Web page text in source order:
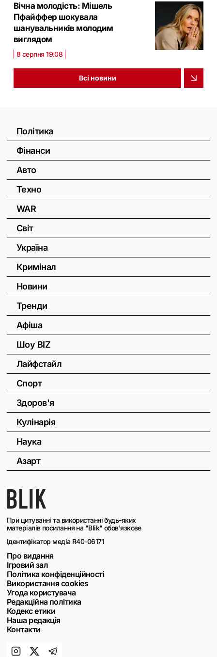
Вічна молодість: Мішель
Пфайффер шокувала
шанувальників молодим
виглядом
8 серпня 19:08
Всі новини
При цитуванні та використанні будь-яких
матеріалів посилання на "Blik" обов'язкове
Ідентифікатор медіа R40-06171
Про видання
Ігровий зал
Політика конфіденційності
Використання cookies
Угода користувача
Редакційна політика
Кодекс етики
Наша редакція
Контакти
Політика
Фінанси
Авто
Техно
WAR
Світ
Україна
Кримінал
Новини
Тренди
Афіша
Шоу BIZ
Лайфстайл
Спорт
Здоров'я
Кулінарія
Наука
Азарт